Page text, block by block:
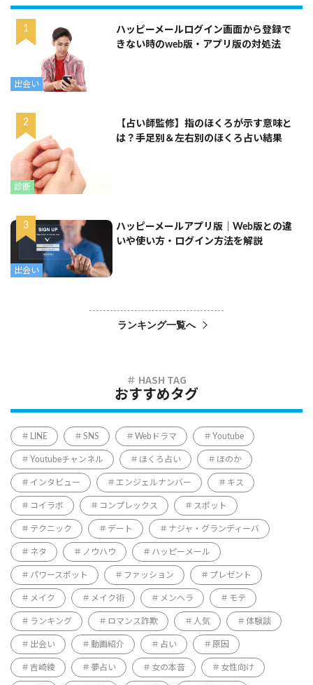
出会い
ハッピーメールログイン画面から登録で
きない時のweb版・アプリ版の対処法
診断
【占い師監修】指のほくろが示す意味と
は？手足別＆左右別のほくろ占い結果
出会い
ハッピーメールアプリ版｜Web版との違
いや使い方・ログイン方法を解説
ランキング一覧へ
おすすめタグ
LINE SNS Webドラマ Youtube
Youtubeチャンネル ほくろ占い ほのか
インタビュー エンジェルナンバー キス
コイラボ コンプレックス スポット
テクニック デート ナジャ・グランディーバ
ネタ ノウハウ ハッピーメール
パワースポット ファッション プレゼント
メイク メイク術 メンヘラ モテ
ランキング ロマンス詐欺 人気 体験談
出会い 動画紹介 占い 原因
吉崎綾 夢占い 女の本音 女性向け